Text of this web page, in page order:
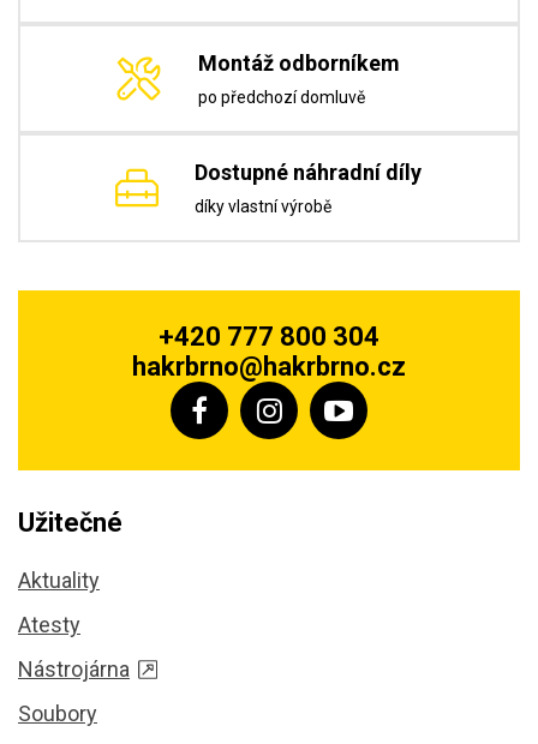
Montáž odborníkem
po předchozí domluvě
Dostupné náhradní díly
díky vlastní výrobě
+420 777 800 304
hakrbrno@hakrbrno.cz
Užitečné
Aktuality
Atesty
Nástrojárna
Soubory